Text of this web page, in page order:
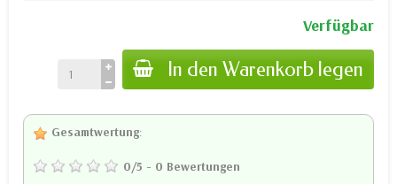
Verfügbar
In den Warenkorb legen
Gesamtwertung:
0/5 - 0 Bewertungen